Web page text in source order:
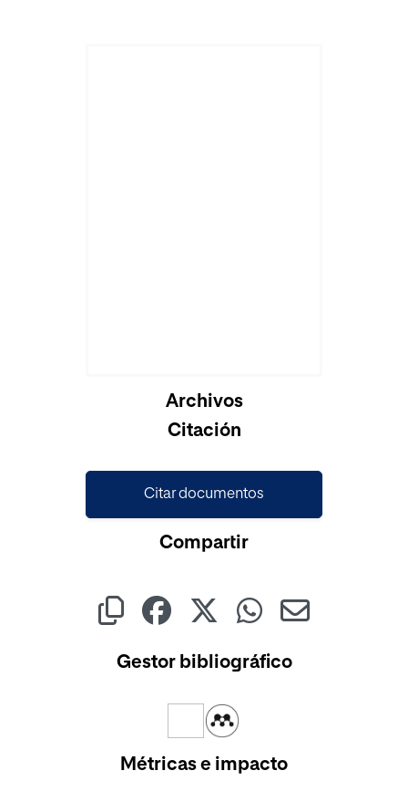
Cargando...Archivos
Citación
Citar documentos
Compartir
Gestor bibliográfico
Métricas e impacto